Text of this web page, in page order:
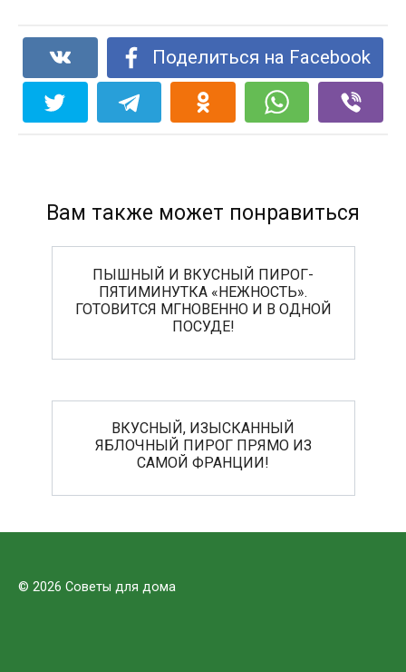
Поделиться на Facebook
Вам также может понравиться
ПЫШНЫЙ И ВКУСНЫЙ ПИРОГ-
ПЯТИМИНУТКА «НЕЖНОСТЬ».
ГОТОВИТСЯ МГНОВЕННО И В ОДНОЙ
ПОСУДЕ!
ВКУСНЫЙ, ИЗЫСКАННЫЙ
ЯБЛОЧНЫЙ ПИРОГ ПРЯМО ИЗ
САМОЙ ФРАНЦИИ!
© 2026 Советы для дома